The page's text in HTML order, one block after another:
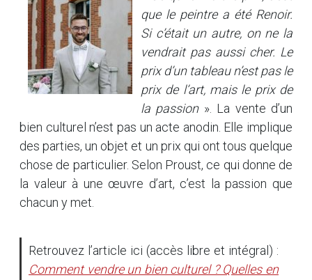
que le peintre a été Renoir.
Si c’était un autre, on ne la
vendrait pas aussi cher. Le
prix d’un tableau n’est pas le
prix de l’art, mais le prix de
la passion». La vente d’un
bien culturel n’est pas un acte anodin. Elle implique
des parties, un objet et un prix qui ont tous quelque
chose de particulier. Selon Proust, ce qui donne de
la valeur à une œuvre d’art, c’est la passion que
chacun y met.
Retrouvez l’article ici (accès libre et intégral) :
Comment vendre un bien culturel ? Quelles en